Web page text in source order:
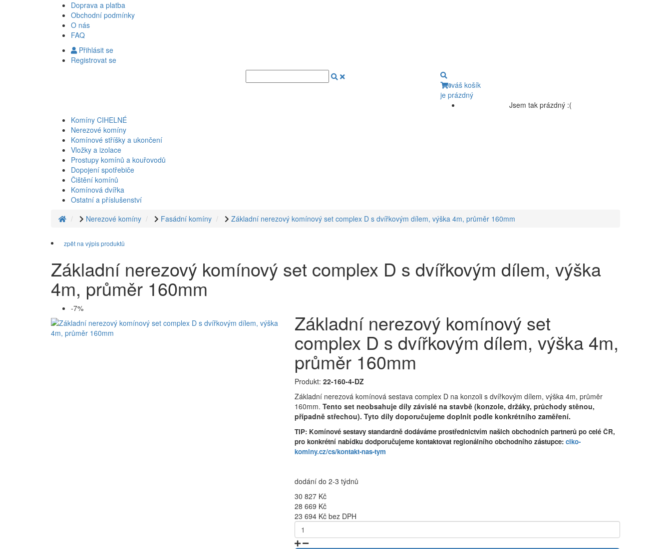
Doprava a platba
Obchodní podmínky
O nás
FAQ
Přihlásit se
Registrovat se
0váš košík
je prázdný
Jsem tak prázdný :(
Komíny CIHELNÉ
Nerezové komíny
Komínové stříšky a ukončení
Vložky a izolace
Prostupy komínů a kouřovodů
Dopojení spotřebiče
Čištění komínů
Komínová dvířka
Ostatní a příslušenství
Nerezové komíny
Fasádní komíny Základní nerezový komínový set complex D s dvířkovým dílem, výška 4m, průměr 160mm
zpět na výpis produktů
Základní nerezový komínový set complex D s dvířkovým dílem, výška
4m, průměr 160mm
-7%
Základní nerezový komínový set
complex D s dvířkovým dílem, výška 4m,
průměr 160mm
Produkt: 22-160-4-DZ
Základní nerezová komínová sestava complex D na konzoli s dvířkovým dílem, výška 4m, průměr
160mm. Tento set neobsahuje díly závislé na stavbě (konzole, držáky, průchody stěnou,
případně střechou). Tyto díly doporučujeme doplnit podle konkrétního zaměření.
TIP: Komínové sestavy standardně dodáváme prostřednictvím našich obchodních partnerů po celé ČR,
pro konkrétní nabídku dodporučujeme kontaktovat regionálního obchodního zástupce: ciko-
kominy.cz/cs/kontakt-nas-tym
dodání do 2-3 týdnů
30 827 Kč
28 669 Kč
23 694 Kč bez DPH